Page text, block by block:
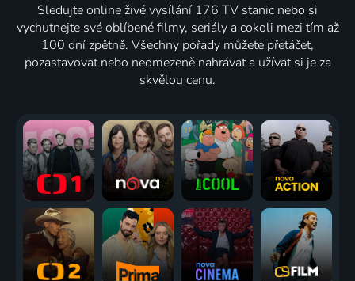
Sledujte online živé vysílání 176 TV stanic nebo si
vychutnejte své oblíbené filmy, seriály a cokoli mezi tím až
100 dní zpětně. Všechny pořady můžete přetáčet,
pozastavovat nebo neomezeně nahrávat a užívat si je za
skvělou cenu.